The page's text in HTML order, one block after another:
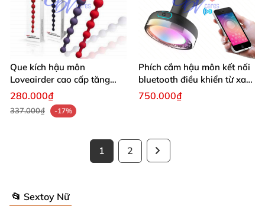
Que kích hậu môn
Loveairder cao cấp tăng
khoái cảm đỉnh cao
280.000₫
337.000₫ -17%
Phích cắm hậu môn kết nối
bluetooth điều khiển từ xa
qua app
750.000₫
1 2
📂 Sextoy Nữ